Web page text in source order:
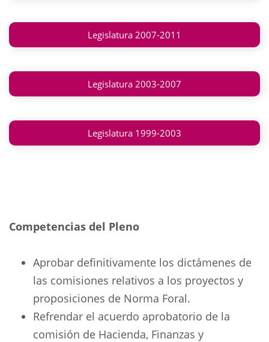
Legislatura 2007-2011
Legislatura 2003-2007
Legislatura 1999-2003
Competencias del Pleno
Aprobar definitivamente los dictámenes de
las comisiones relativos a los proyectos y
proposiciones de Norma Foral.
Refrendar el acuerdo aprobatorio de la
comisión de Hacienda, Finanzas y